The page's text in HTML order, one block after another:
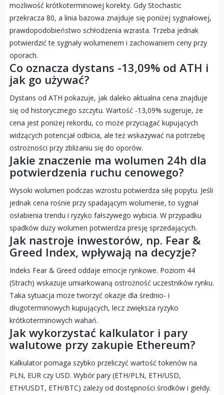
możliwość krótkoterminowej korekty. Gdy Stochastic
przekracza 80, a linia bazowa znajduje się poniżej sygnałowej,
prawdopodobieństwo schłodzenia wzrasta. Trzeba jednak
potwierdzić te sygnały wolumenem i zachowaniem ceny przy
oporach.
Co oznacza dystans -13,09% od ATH i
jak go używać?
Dystans od ATH pokazuje, jak daleko aktualna cena znajduje
się od historycznego szczytu. Wartość -13,09% sugeruje, że
cena jest poniżej rekordu, co może przyciągać kupujących
widzących potencjał odbicia, ale też wskazywać na potrzebę
ostrożności przy zbliżaniu się do oporów.
Jakie znaczenie ma wolumen 24h dla
potwierdzenia ruchu cenowego?
Wysoki wolumen podczas wzrostu potwierdza siłę popytu. Jeśli
jednak cena rośnie przy spadającym wolumenie, to sygnał
osłabienia trendu i ryzyko fałszywego wybicia. W przypadku
spadków duży wolumen potwierdza presję sprzedających.
Jak nastroje inwestorów, np. Fear &
Greed Index, wpływają na decyzje?
Indeks Fear & Greed oddaje emocje rynkowe. Poziom 44
(Strach) wskazuje umiarkowaną ostrożność uczestników rynku.
Taka sytuacja może tworzyć okazje dla średnio- i
długoterminowych kupujących, lecz zwiększa ryzyko
krótkoterminowych wahań.
Jak wykorzystać kalkulator i pary
walutowe przy zakupie Ethereum?
Kalkulator pomaga szybko przeliczyć wartość tokenów na
PLN, EUR czy USD. Wybór pary (ETH/PLN, ETH/USD,
ETH/USDT, ETH/BTC) zależy od dostępności środków i giełdy.